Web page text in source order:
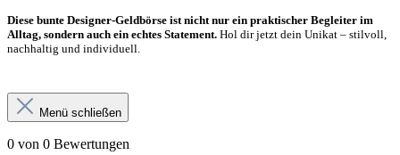
Diese bunte Designer-Geldbörse ist nicht nur ein praktischer Begleiter im
Alltag, sondern auch ein echtes Statement. Hol dir jetzt dein Unikat – stilvoll,
nachhaltig und individuell.
Menü schließen
0 von 0 Bewertungen